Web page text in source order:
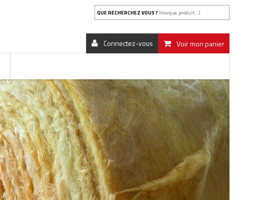
QUE RECHERCHEZ VOUS ? (marque, produit...)
Voir mon panier
Connectez-vous